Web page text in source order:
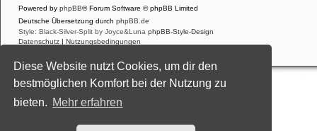
Diese Website nutzt Cookies, um dir den
bestmöglichen Komfort bei der Nutzung zu
bieten. Mehr erfahren
Powered by phpBB® Forum Software © phpBB Limited
Deutsche Übersetzung durch phpBB.de
Style: Black-Silver-Split by Joyce&Luna phpBB-Style-Design
Datenschutz | Nutzungsbedingungen